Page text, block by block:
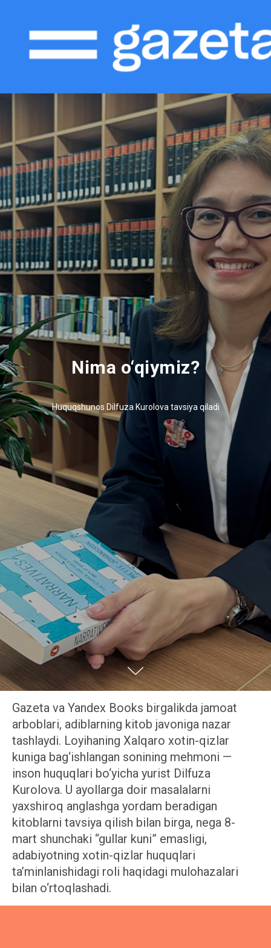
Nima o‘qiymiz?
Huquqshunos Dilfuza Kurolova tavsiya qiladi
Gazeta va Yandex Books birgalikda jamoat
arboblari, adiblarning kitob javoniga nazar
tashlaydi. Loyihaning Xalqaro xotin-qizlar
kuniga bag‘ishlangan sonining mehmoni —
inson huquqlari bo‘yicha yurist Dilfuza
Kurolova. U ayollarga doir masalalarni
yaxshiroq anglashga yordam beradigan
kitoblarni tavsiya qilish bilan birga, nega 8-
mart shunchaki “gullar kuni” emasligi,
adabiyotning xotin-qizlar huquqlari
ta’minlanishidagi roli haqidagi mulohazalari
bilan o‘rtoqlashadi.